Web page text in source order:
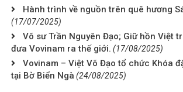
Hành trình về nguồn trên quê hương
(17/07/2025)
Võ sư Trần Nguyên Đạo; Giữ hồn Việt
đưa Vovinam ra thế giới. (17/08/2025)
Vovinam – Việt Võ Đạo tổ chức Khóa
tại Bờ Biển Ngà (24/08/2025)